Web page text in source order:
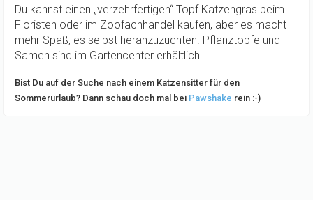
Du kannst einen „verzehrfertigen“ Topf Katzengras beim
Floristen oder im Zoofachhandel kaufen, aber es macht
mehr Spaß, es selbst heranzuzüchten. Pflanztöpfe und
Samen sind im Gartencenter erhältlich.
Bist Du auf der Suche nach einem Katzensitter für den
Sommerurlaub? Dann schau doch mal bei Pawshake rein :-)